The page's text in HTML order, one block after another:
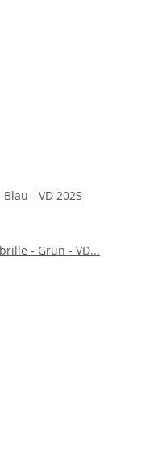
- VD 202S